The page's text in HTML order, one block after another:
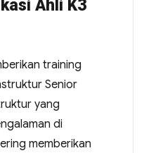
Ahli K3
training
Senior
yang
di
memberikan